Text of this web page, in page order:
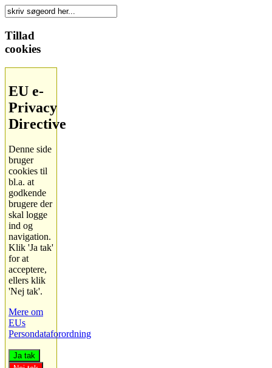
Tillad
cookies
EU e-
Privacy
Directive
Denne side
bruger
cookies til
bl.a. at
godkende
brugere der
skal logge
ind og
navigation.
Klik 'Ja tak'
for at
acceptere,
ellers klik
'Nej tak'.
Mere om
EUs
Persondataforordning
Ja tak